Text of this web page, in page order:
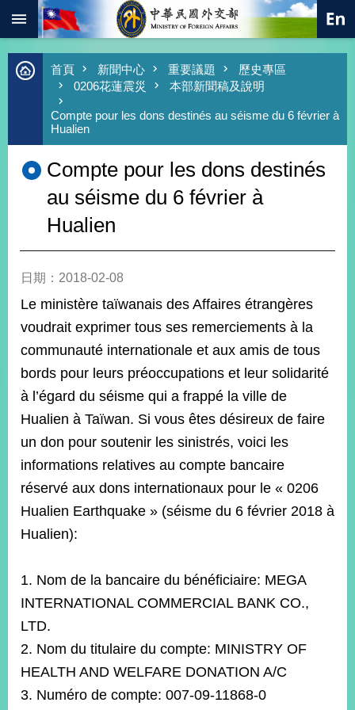
跳到主要內容區塊
進
階
外
值
外
經
濟
日
落
國
台
海
和
平
護
回
頁
網
站
導
於
本
首頁 新聞中心 重要議題
歷史專區
0206花蓮震災
本部新聞稿及說明
Compte pour les dons destinés au séisme du 6 février à
Hualien
Compte pour les dons destinés
au séisme du 6 février à
Hualien
日期：2018-02-08
Le ministère taïwanais des Affaires étrangères
voudrait exprimer tous ses remerciements à la
communauté internationale et aux amis de tous
bords pour leurs préoccupations et leur solidarité
à l’égard du séisme qui a frappé la ville de
Hualien à Taïwan. Si vous êtes désireux de faire
un don pour soutenir les sinistrés, voici les
informations relatives au compte bancaire
réservé aux dons internationaux pour le « 0206
Hualien Earthquake » (séisme du 6 février 2018 à
Hualien):
1. Nom de la bancaire du bénéficiaire: MEGA
INTERNATIONAL COMMERCIAL BANK CO.,
LTD.
2. Nom du titulaire du compte: MINISTRY OF
HEALTH AND WELFARE DONATION A/C
3. Numéro de compte: 007-09-11868-0